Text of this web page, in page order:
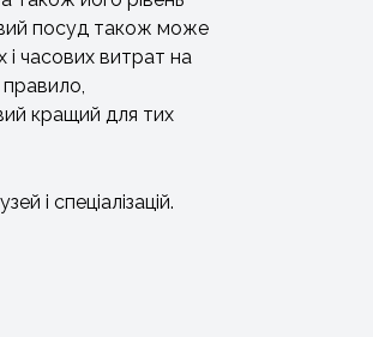
посуд також може
часових витрат на
кращий для тих
і спеціалізацій.